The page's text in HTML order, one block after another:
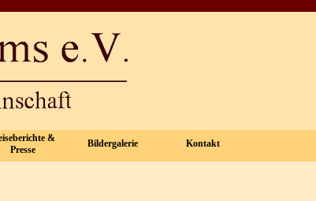
▼
&
Presse
▼
Bildergalerie ▼
Kontakt